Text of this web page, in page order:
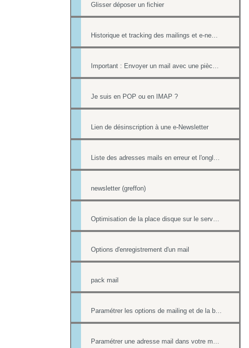
Glisser déposer un fichier
Je suis en POP ou en IMAP ?
Lien de désinscription à une e-Newsletter
newsletter (greffon)
Options d'enregistrement d'un mail
pack mail